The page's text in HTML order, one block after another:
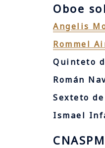
Oboe
Angelis
Rommel
Quinteto
Román
Sexteto
Ismael
CNASPM